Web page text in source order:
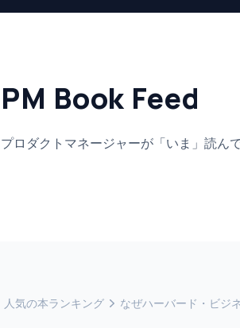
PM Book Feed
プロダクトマネージャーが「いま」 読ん
人気の本ランキング なぜハーバード・ビジ